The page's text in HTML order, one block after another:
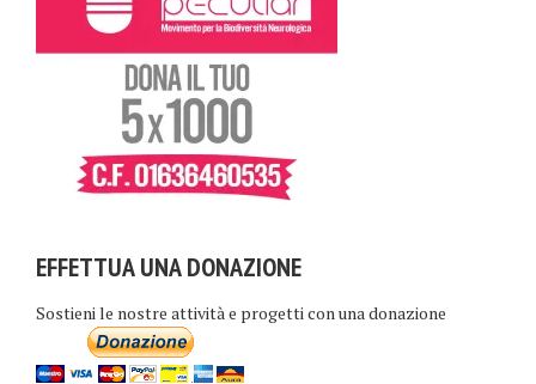
EFFETTUA UNA DONAZIONE
Sostieni le nostre attività e progetti con una donazione